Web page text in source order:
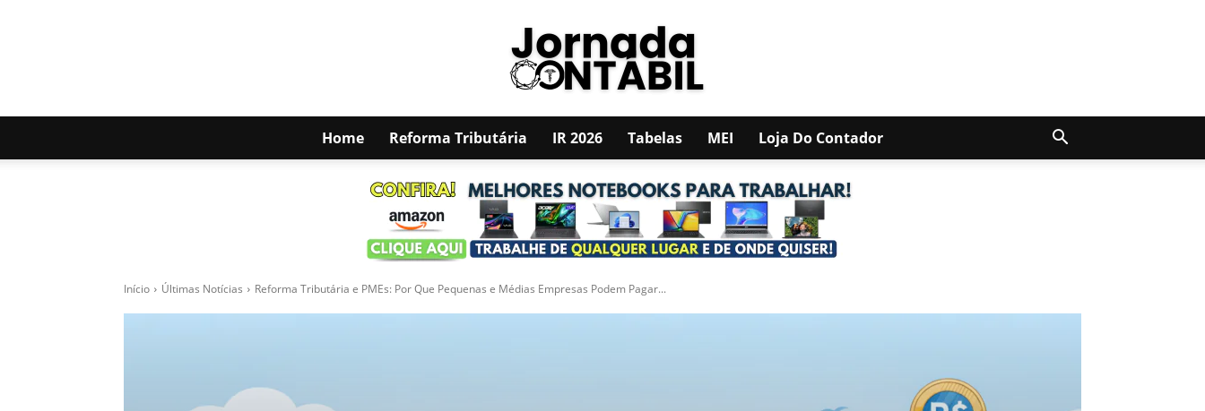
JORNADA
Home Reforma Tributária IR 2026 Tabelas MEI Loja Do Contador
Início Últimas Notícias Reforma Tributária e PMEs: Por Que Pequenas e Médias Empresas Podem Pagar...